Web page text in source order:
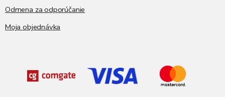
Odmena za odporúčanie
Moja objednávka